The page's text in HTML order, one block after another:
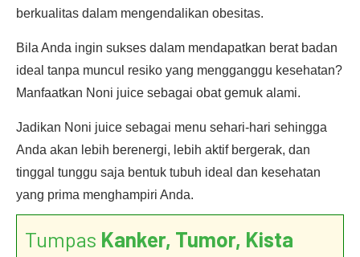
berkualitas dalam mengendalikan obesitas.
Bila Anda ingin sukses dalam mendapatkan berat badan
ideal tanpa muncul resiko yang mengganggu kesehatan?
Manfaatkan Noni juice sebagai obat gemuk alami.
Jadikan Noni juice sebagai menu sehari-hari sehingga
Anda akan lebih berenergi, lebih aktif bergerak, dan
tinggal tunggu saja bentuk tubuh ideal dan kesehatan
yang prima menghampiri Anda.
Tumpas Kanker, Tumor, Kista